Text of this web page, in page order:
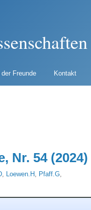
Freunde Kontakt
Nr. 54 (2024)
Loewen.H Pfaff.G